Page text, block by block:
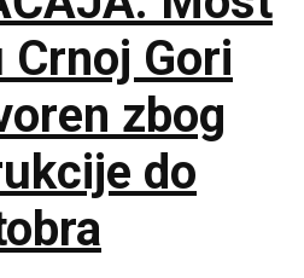
Crnoj Gori
zbog
do